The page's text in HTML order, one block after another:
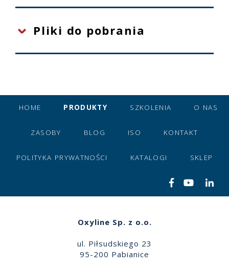
Pliki do pobrania
HOME PRODUKTY SZKOLENIA O NAS
ZASOBY BLOG ISO KONTAKT
POLITYKA PRYWATNOŚCI KATALOGI SKLEP
Oxyline Sp. z o.o.
ul. Piłsudskiego 23
95-200 Pabianice